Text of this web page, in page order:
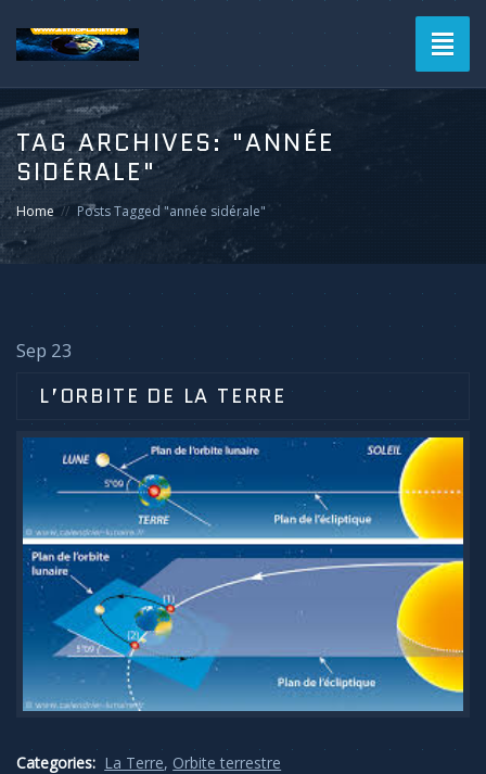
TAG ARCHIVES:"ANNÉE
SIDÉRALE"
Home Posts Tagged "année sidérale"
Sep 23
L’ORBITE DE LA TERRE
Categories: La Terre, Orbite terrestre